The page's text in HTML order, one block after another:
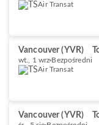
Air Transat
Vancouver (YVR)
wt., 1 wrz Bezpośredni
Air Transat
Vancouver (YVR)